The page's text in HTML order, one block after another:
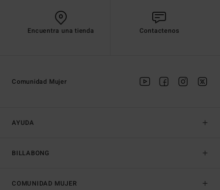
Encuentra una tienda Contactenos
AYUDA
BILLABONG
Comunidad Mujer
COMUNIDAD MUJER